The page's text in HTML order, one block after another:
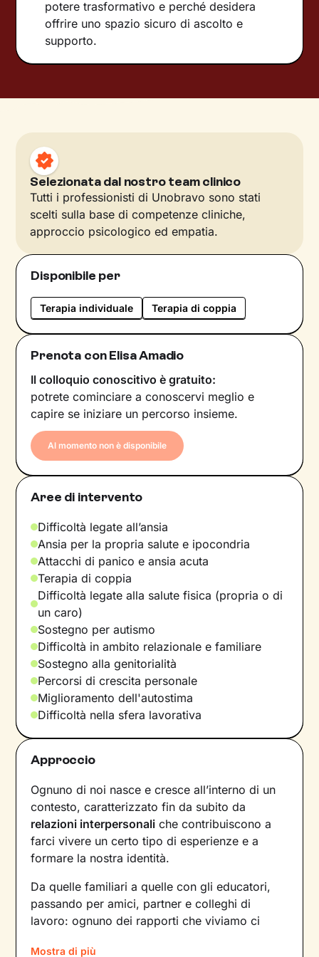
potere trasformativo e perché desidera
offrire uno spazio sicuro di ascolto e
supporto.
Selezionata dal nostro team clinico
Tutti i professionisti di Unobravo sono stati
scelti sulla base di competenze cliniche,
approccio psicologico ed empatia.
Disponibile per
Terapia individuale Terapia di coppia
Prenota con Elisa Amadio
Il colloquio conoscitivo è gratuito:
potrete cominciare a conoscervi meglio e
capire se iniziare un percorso insieme.
Al momento non è disponibile
Aree di intervento
Difficoltà legate all’ansia
Ansia per la propria salute e ipocondria
Attacchi di panico e ansia acuta
Terapia di coppia
Difficoltà legate alla salute fisica (propria o di
un caro)
Sostegno per autismo
Difficoltà in ambito relazionale e familiare
Sostegno alla genitorialità
Percorsi di crescita personale
Miglioramento dell'autostima
Difficoltà nella sfera lavorativa
Approccio
Ognuno di noi nasce e cresce all’interno di un
contesto, caratterizzato fin da subito da
relazioni interpersonali che contribuiscono a
farci vivere un certo tipo di esperienze e a
formare la nostra identità.
Da quelle familiari a quelle con gli educatori,
passando per amici, partner e colleghi di
lavoro: ognuno dei rapporti che viviamo ci
Mostra di più